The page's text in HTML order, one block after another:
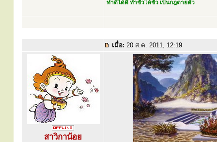
ทำดีได้ดี ทำชั่วได้ชั่ว เป็นกฎตายตัว
เมื่อ: 20 ส.ค. 2011, 12:19
สาวิกาน้อย